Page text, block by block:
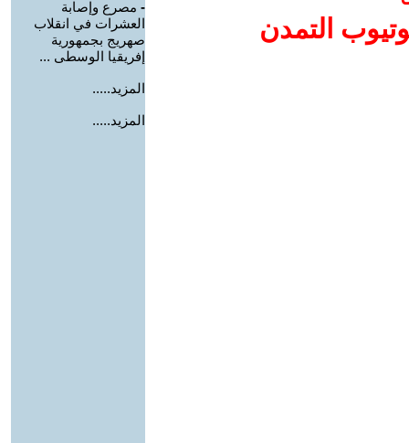
التمدن
- مصرع وإصابة
العشرات في انقلاب
صهريج بجمهورية
إفريقيا الوسطى ...
المزيد.....
المزيد.....